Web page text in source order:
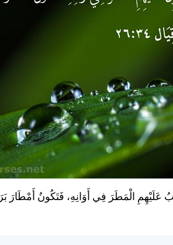
عَلَيْهِمِ الْمَطَرَ فِي أَوَانِهِ، فَتَكُونُ أَمْطَارَ